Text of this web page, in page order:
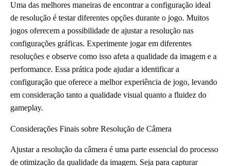
Uma das melhores maneiras de encontrar a configuração ideal
de resolução é testar diferentes opções durante o jogo. Muitos
jogos oferecem a possibilidade de ajustar a resolução nas
configurações gráficas. Experimente jogar em diferentes
resoluções e observe como isso afeta a qualidade da imagem e a
performance. Essa prática pode ajudar a identificar a
configuração que oferece a melhor experiência de jogo, levando
em consideração tanto a qualidade visual quanto a fluidez do
gameplay.
Considerações Finais sobre Resolução de Câmera
Ajustar a resolução da câmera é uma parte essencial do processo
de otimização da qualidade da imagem. Seja para capturar